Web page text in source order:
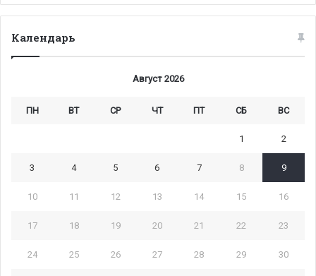
Календарь
Август 2026
ПН ВТ СР ЧТ ПТ СБ ВС
1 2
3 4 5 6 7 8 9
10 11 12 13 14 15 16
17 18 19 20 21 22 23
24 25 26 27 28 29 30